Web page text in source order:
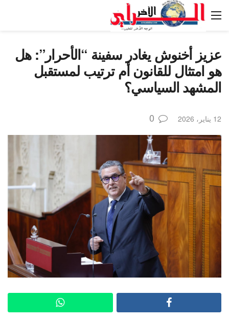
عزيز أخنوش يغادر سفينة “الأحرار”: هل
هو امتثال للقانون أم ترتيب لمستقبل
المشهد السياسي؟
12 يناير، 2026 0